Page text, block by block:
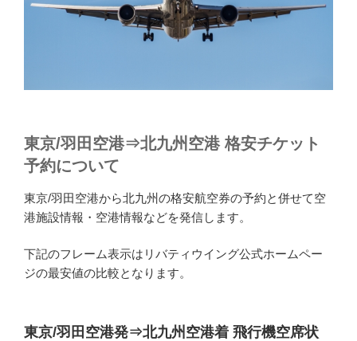
東京/羽田空港⇒北九州空港 格安チケット
予約について
東京/羽田空港から北九州の格安航空券の予約と併せて空
港施設情報・空港情報などを発信します。
下記のフレーム表示はリバティウイング公式ホームペー
ジの最安値の比較となります。
東京/羽田空港発⇒北九州空港着 飛行機空席状